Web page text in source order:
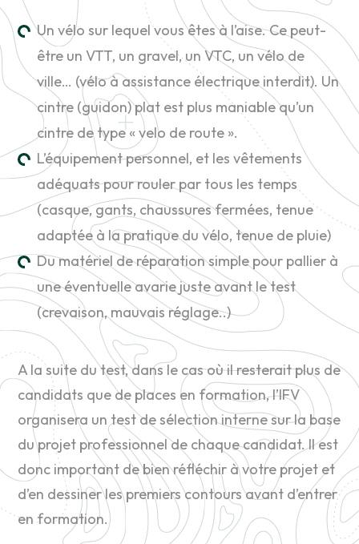
Un vélo sur lequel vous êtes à l’aise. Ce peut-
être un VTT, un gravel, un VTC, un vélo de
ville… (vélo à assistance électrique interdit). Un
cintre (guidon) plat est plus maniable qu’un
cintre de type « velo de route ».
L’équipement personnel, et les vêtements
adéquats pour rouler par tous les temps
(casque, gants, chaussures fermées, tenue
adaptée à la pratique du vélo, tenue de pluie)
Du matériel de réparation simple pour pallier à
une éventuelle avarie juste avant le test
(crevaison, mauvais réglage..)
A la suite du test, dans le cas où il resterait plus de
candidats que de places en formation, l’IFV
organisera un test de sélection interne sur la base
du projet professionnel de chaque candidat. Il est
donc important de bien réfléchir à votre projet et
d’en dessiner les premiers contours avant d’entrer
en formation.